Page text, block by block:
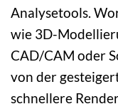
Analysetools.
wie 3D-
CAD/CAM oder
von der
schnellere